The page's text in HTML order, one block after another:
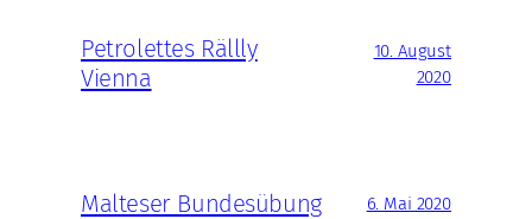
Petrolettes Rällly
Vienna
10. August
2020
Malteser Bundesübung 6. Mai 2020